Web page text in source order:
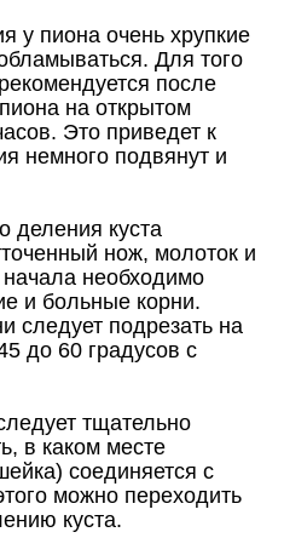
у пиона очень хрупкие
Для того
после
на открытом
Это приведет к
немного подвянут и
деления куста
нож, молоток и
необходимо
и больные корни.
следует подрезать на
до 60 градусов с
тщательно
в каком месте
соединяется с
можно переходить
куста.